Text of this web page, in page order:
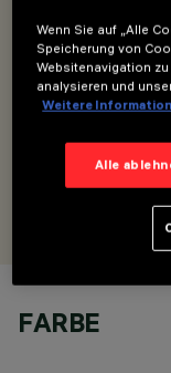
BESCHREIBUNG
ENTWORFEN VON
FARBE
Wenn Sie auf „Alle
Speicherung von
Websitenavigation
analysieren und
Weitere
Alle